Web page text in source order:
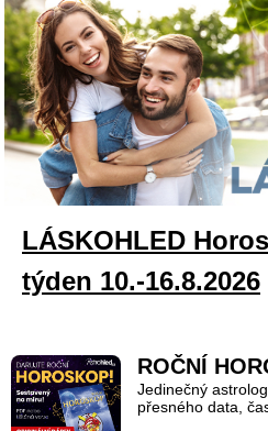
LÁSKOHLED
týden 10.-16.8.2026
ROČNÍ
Jedinečný
přesného data,